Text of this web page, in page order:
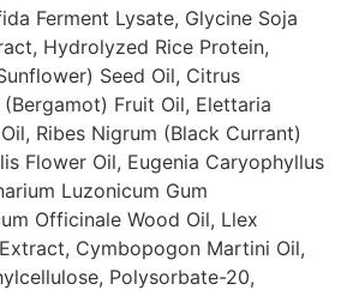
Ferment Lysate, Glycine Soja
Hydrolyzed Rice Protein,
Seed Oil, Citrus
Fruit Oil, Elettaria
Ribes Nigrum (Black Currant)
Flower Oil, Eugenia Caryophyllus
Luzonicum Gum
Officinale Wood Oil, Llex
Cymbopogon Martini Oil,
Polysorbate-20,